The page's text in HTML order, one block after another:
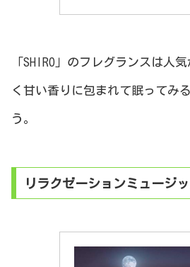
「SHIRO」のフレグランスは人
く甘い香りに包まれて眠ってみ
う。
リラクゼーションミュージ